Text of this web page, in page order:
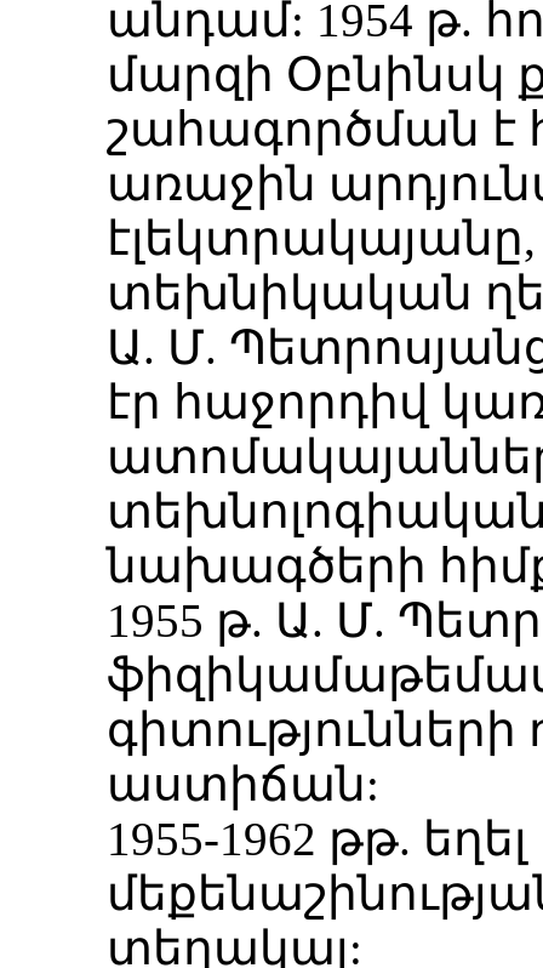
անդամ: 1954 թ.
մարզի Օբնինսկ
շահագործման է
առաջին
տեխնիկական
Ա. Մ.
էր հաջորդիվ
նախագծերի
1955 թ. Ա. Մ.
աստիճան:
1955-1962 թթ.
տեղակալ: